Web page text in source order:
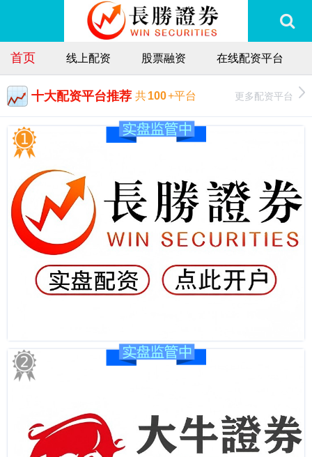
首页 线上配资 股票融资 在线配资平台
十大配资平台推荐 共100+平台 更多配资平台